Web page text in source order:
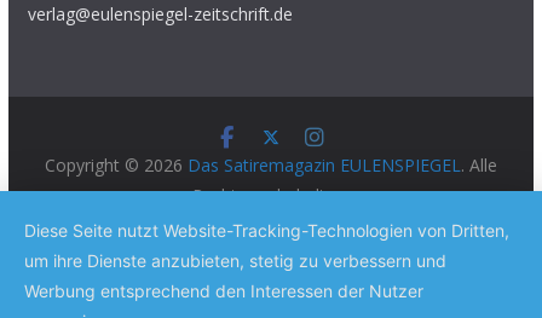
verlag@eulenspiegel-zeitschrift.de
Copyright © 2026 Das Satiremagazin EULENSPIEGEL. Alle
Rechte vorbehalten.
Theme:ColorMag Provon ThemeGrill. Präsentiert von
WordPress.
Diese Seite nutzt Website-Tracking-Technologien von Dritten,
um ihre Dienste anzubieten, stetig zu verbessern und
Werbung entsprechend den Interessen der Nutzer